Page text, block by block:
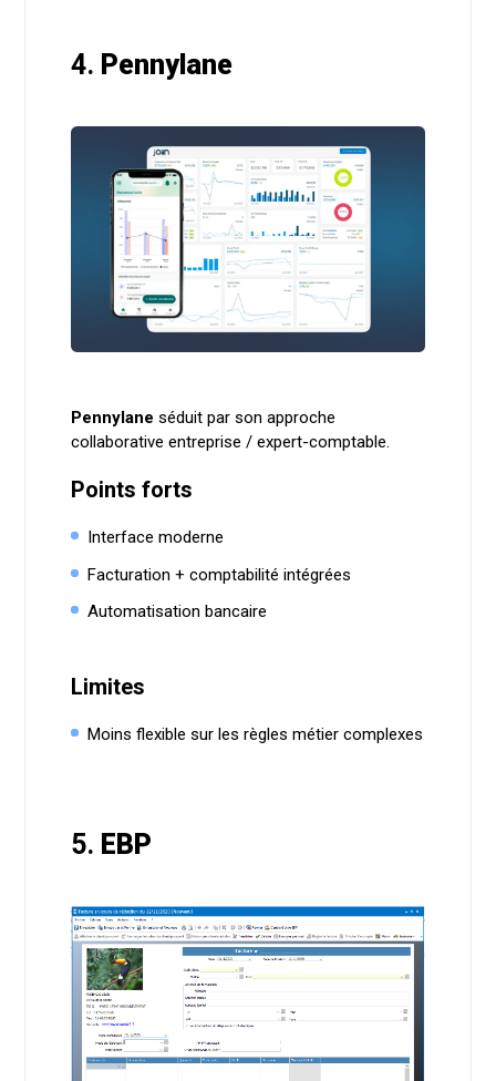
4. Pennylane
Pennylane séduit par son approche
collaborative entreprise / expert-comptable.
Points forts
Interface moderne
Facturation + comptabilité intégrées
Automatisation bancaire
Limites
Moins flexible sur les règles métier complexes
5. EBP